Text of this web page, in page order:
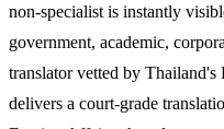
non-specialist is instantly
government, academic,
translator vetted by
delivers a court-grade